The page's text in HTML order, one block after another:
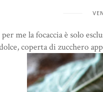
me la focaccia è solo
coperta di zucchero